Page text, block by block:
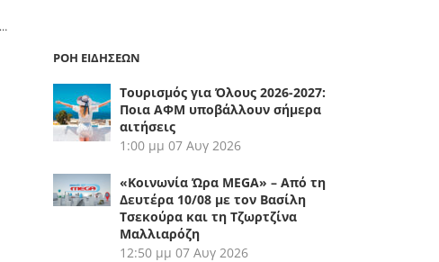
ΡΟΗ ΕΙΔΗΣΕΩΝ
Τουρισμός για Όλους 2026-2027:
Ποια ΑΦΜ υποβάλλουν σήμερα
αιτήσεις
1:00 μμ 07 Αυγ 2026
«Κοινωνία Ώρα MEGA» – Από τη
Δευτέρα 10/08 με τον Βασίλη
Τσεκούρα και τη Τζωρτζίνα
Μαλλιαρόζη
12:50 μμ 07 Αυγ 2026